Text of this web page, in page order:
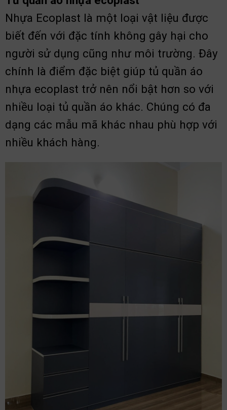
Nhựa Ecoplast là một loại vật liệu được
biết đến với đặc tính không gây hại cho
người sử dụng cũng như môi trường. Đây
chính là điểm đặc biệt giúp tủ quần áo
nhựa ecoplast trở nên nổi bật hơn so với
nhiều loại tủ quần áo khác. Chúng có đa
dạng các mẫu mã khác nhau phù hợp với
nhiều khách hàng.